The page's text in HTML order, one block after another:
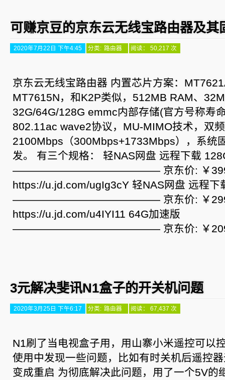
可赚京豆的京东云无线宝路由器及其
2020年7月22日 下午4:45 分类: 路由器 阅读： 50,217 次
京东云无线宝路由器 内置芯片方案：
MT7615N，和K2P类似，512MB RAM、
32G/64G/128G emmc内部存储(官方号称寿
802.11ac wave2协议，MU-MIMO技术，双
2100Mbps（300Mbps+1733Mbps），系统
发。 有三个规格： 轻NAS网盘 远程下载
—————————————— 京东价: ￥
https://u.jd.com/ugIg3cY 轻NAS网盘 远程下
—————————————— 京东价: ￥
https://u.jd.com/u4IYI11 64G加速版
—————————————— 京东价: ￥
3元解决斐讯N1盒子的开关机问题
2020年3月25日 下午6:17 分类: 路由器 阅读： 67,437 次
N1刷了当电视盒子用，用山寨小米遥控可以
使用中发现一些问题，比如有时关机后遥控
变成重启 为彻底解决此问题，用了一个5V的